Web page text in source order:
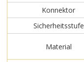
Konnektor
Sicherheitsstufe
Material